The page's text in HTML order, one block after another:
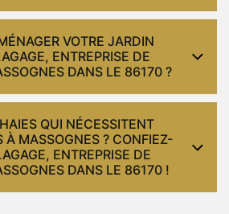
VOTRE JARDIN
ENTREPRISE DE
DANS LE 86170 ?
QUI NÉCESSITENT
À MASSOGNES ? CONFIEZ-
ENTREPRISE DE
DANS LE 86170 !